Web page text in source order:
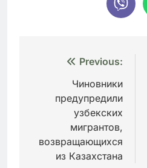
Навигация
записям
Previous:
Чиновники
предупредили
узбекских
мигрантов,
возвращающихся
из Казахстана